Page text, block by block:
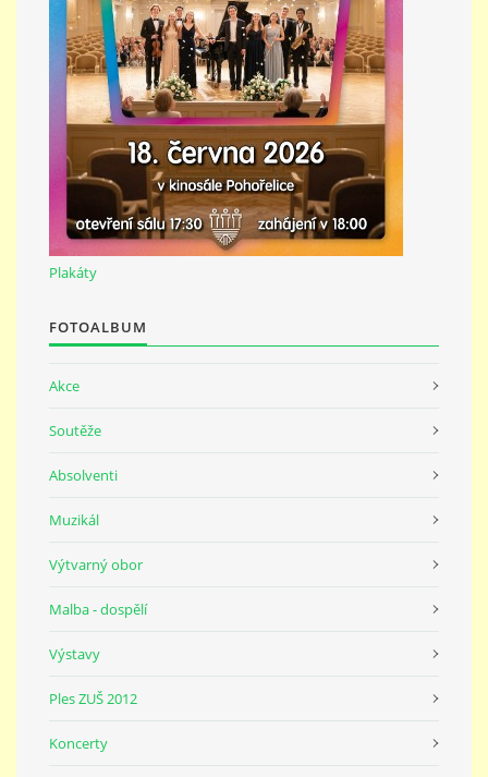
Plakáty
FOTOALBUM
Akce
Soutěže
Absolventi
Muzikál
Výtvarný obor
Malba - dospělí
Výstavy
Ples ZUŠ 2012
Koncerty